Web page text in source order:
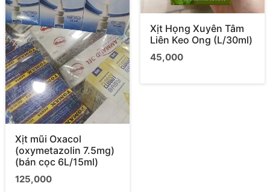
Xịt mũi Oxacol
(oxymetazolin 7.5mg)
(bán cọc 6L/15ml)
125,000
Xịt Họng Xuyên Tâm
Liên Keo Ong (L/30ml)
45,000